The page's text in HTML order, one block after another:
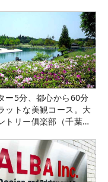
ー5分、都心から60分
ットな美観コース。大
トリー俱楽部（千葉